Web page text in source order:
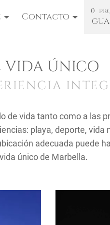
Contacto 0
VIDA ÚNICO
vida tanto como a las
playa, deporte, vida
adecuada puede
único de Marbella.